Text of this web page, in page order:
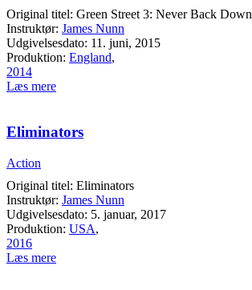
Original titel: Green Street 3: Never Back Down
Instruktør: James Nunn
Udgivelsesdato: 11. juni, 2015
Produktion: England,
2014
Læs mere
Eliminators
Action
Original titel: Eliminators
Instruktør: James Nunn
Udgivelsesdato: 5. januar, 2017
Produktion: USA,
2016
Læs mere